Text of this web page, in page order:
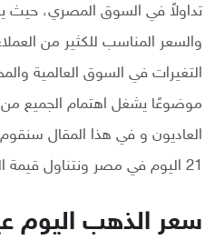
تداولاً في السوق المصري، حيث
والسعر المناسب للكثير من
التغيرات في السوق العالمية
موضوعًا يشغل اهتمام الجميع
العاديون و في هذا المقال
21 اليوم في مصر ونتناول قيمة المصنعية في كل عيار.
سعر الذهب اليوم عيار 21